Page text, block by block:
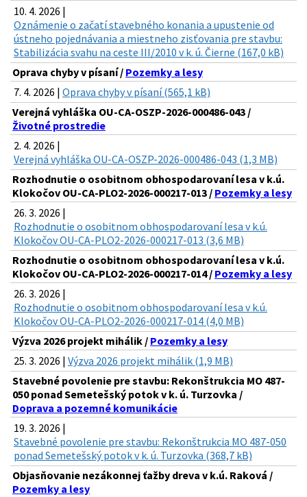
10. 4. 2026 |
Oznámenie o začatí stavebného konania a upustenie od
ústneho pojednávania a miestneho zisťovania pre stavbu:
Stabilizácia svahu na ceste III/2010 v k. ú. Čierne (167,0 kB)
Oprava chyby v písaní / Pozemky a lesy
7. 4. 2026 | Oprava chyby v písaní (565,1 kB)
Verejná vyhláška OU-CA-OSZP-2026-000486-043 /
Životné prostredie
2. 4. 2026 |
Verejná vyhláška OU-CA-OSZP-2026-000486-043 (1,3 MB)
Rozhodnutie o osobitnom obhospodarovaní lesa v k.ú.
Klokočov OU-CA-PLO2-2026-000217-013 / Pozemky a lesy
26. 3. 2026 |
Rozhodnutie o osobitnom obhospodarovaní lesa v k.ú.
Klokočov OU-CA-PLO2-2026-000217-013 (3,6 MB)
Rozhodnutie o osobitnom obhospodarovaní lesa v k.ú.
Klokočov OU-CA-PLO2-2026-000217-014 / Pozemky a lesy
26. 3. 2026 |
Rozhodnutie o osobitnom obhospodarovaní lesa v k.ú.
Klokočov OU-CA-PLO2-2026-000217-014 (4,0 MB)
Výzva 2026 projekt mihálik / Pozemky a lesy
25. 3. 2026 | Výzva 2026 projekt mihálik (1,9 MB)
Stavebné povolenie pre stavbu: Rekonštrukcia MO 487-
050 ponad Semetešský potok v k. ú. Turzovka /
Doprava a pozemné komunikácie
19. 3. 2026 |
Stavebné povolenie pre stavbu: Rekonštrukcia MO 487-050
ponad Semetešský potok v k. ú. Turzovka (368,7 kB)
Objasňovanie nezákonnej ťažby dreva v k.ú. Raková /
Pozemky a lesy